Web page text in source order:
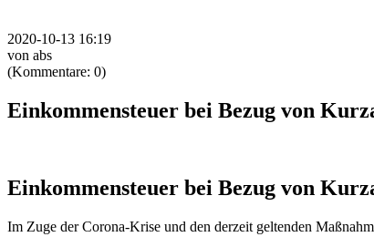
2020-10-13 16:19
von abs
(Kommentare: 0)
Einkommensteuer bei Bezug von
Einkommensteuer bei Bezug von
Im Zuge der Corona-Krise und den derzeit geltenden